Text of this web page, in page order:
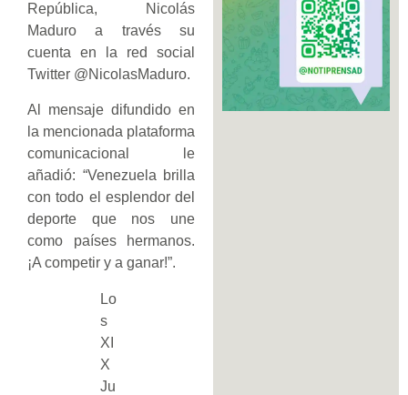
República, Nicolás
Maduro a través su
cuenta en la red social
Twitter @NicolasMaduro.
Al mensaje difundido en
la mencionada plataforma
comunicacional le
añadió: “Venezuela brilla
con todo el esplendor del
deporte que nos une
como países hermanos.
¡A competir y a ganar!”.
Lo
s
XI
X
Ju